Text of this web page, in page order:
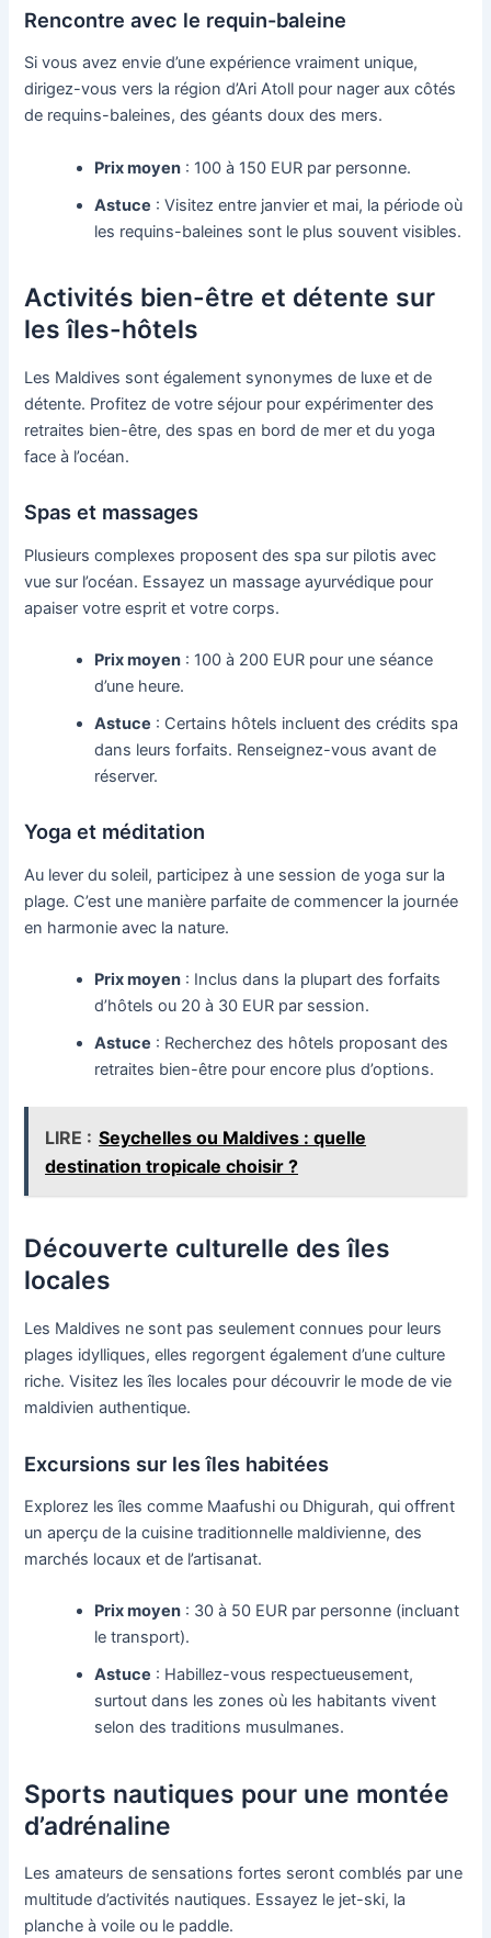
Rencontre avec le requin-baleine
Si vous avez envie d’une expérience vraiment unique,
dirigez-vous vers la région d’Ari Atoll pour nager aux côtés
de requins-baleines, des géants doux des mers.
Prix moyen : 100 à 150 EUR par personne.
Astuce : Visitez entre janvier et mai, la période où
les requins-baleines sont le plus souvent visibles.
Activités bien-être et détente sur
les îles-hôtels
Les Maldives sont également synonymes de luxe et de
détente. Profitez de votre séjour pour expérimenter des
retraites bien-être, des spas en bord de mer et du yoga
face à l’océan.
Spas et massages
Plusieurs complexes proposent des spa sur pilotis avec
vue sur l’océan. Essayez un massage ayurvédique pour
apaiser votre esprit et votre corps.
Prix moyen : 100 à 200 EUR pour une séance
d’une heure.
Astuce : Certains hôtels incluent des crédits spa
dans leurs forfaits. Renseignez-vous avant de
réserver.
Yoga et méditation
Au lever du soleil, participez à une session de yoga sur la
plage. C’est une manière parfaite de commencer la journée
en harmonie avec la nature.
Prix moyen : Inclus dans la plupart des forfaits
d’hôtels ou 20 à 30 EUR par session.
Astuce : Recherchez des hôtels proposant des
retraites bien-être pour encore plus d’options.
LIRE : Seychelles ou Maldives : quelle
destination tropicale choisir ?
Découverte culturelle des îles
locales
Les Maldives ne sont pas seulement connues pour leurs
plages idylliques, elles regorgent également d’une culture
riche. Visitez les îles locales pour découvrir le mode de vie
maldivien authentique.
Excursions sur les îles habitées
Explorez les îles comme Maafushi ou Dhigurah, qui offrent
un aperçu de la cuisine traditionnelle maldivienne, des
marchés locaux et de l’artisanat.
Prix moyen : 30 à 50 EUR par personne (incluant
le transport).
Astuce : Habillez-vous respectueusement,
surtout dans les zones où les habitants vivent
selon des traditions musulmanes.
Sports nautiques pour une montée
d’adrénaline
Les amateurs de sensations fortes seront comblés par une
multitude d’activités nautiques. Essayez le jet-ski, la
planche à voile ou le paddle.